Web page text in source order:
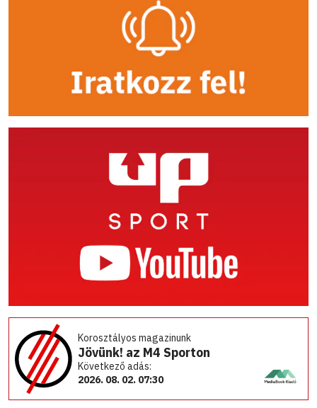
Korosztályos magazinunk
Jövünk! az M4 Sporton
Következő adás:
2026. 08. 02. 07:30